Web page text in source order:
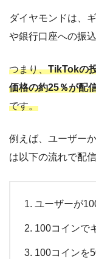
ダイヤモンドは、
や銀行口座への振
つまり、TikTokの
価格の約25％が配
です。
例えば、ユーザー
は以下の流れで配
ユーザーが
100コインで
100コインを